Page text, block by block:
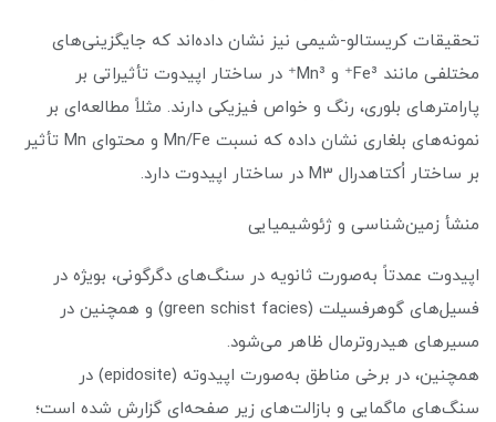
تحقیقات کریستالو-شیمی نیز نشان داده‌اند که جایگزینی‌های
مختلفی مانند Fe³⁺ و Mn³⁺ در ساختار اپیدوت تأثیراتی بر
پارامترهای بلوری، رنگ و خواص فیزیکی دارند. مثلاً مطالعه‌ای بر
نمونه‌های بلغاری نشان داده که نسبت Mn/Fe و محتوای Mn تأثیر
بر ساختار اُکتاهدرال M3 در ساختار اپیدوت دارد.
منشأ زمین‌شناسی و ژئوشیمیایی
اپیدوت عمدتاً به‌صورت ثانویه در سنگ‌های دگرگونی، بویژه در
فسیل‌های گوهرفسیلت (green schist facies) و همچنین در
مسیرهای هیدروترمال ظاهر می‌شود.
همچنین، در برخی مناطق به‌صورت اپیدوته (epidosite) در
سنگ‌های ماگمایی و بازالت‌های زیر صفحه‌ای گزارش شده است؛